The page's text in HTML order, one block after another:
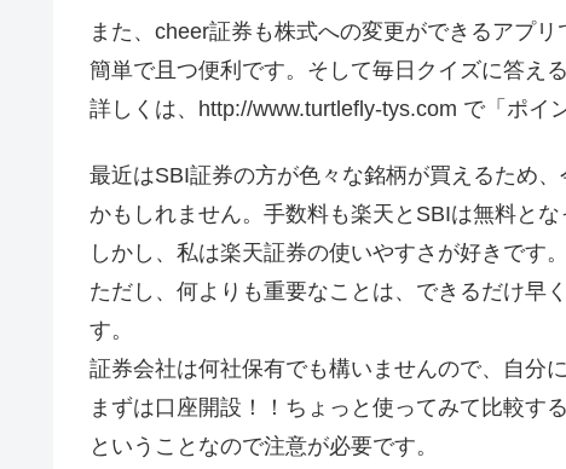
また、cheer証券も株式への変更ができるアプリ
簡単で且つ便利です。そして毎日クイズに答え
詳しくは、http://www.turtlefly-tys.com で「ポイ
最近はSBI証券の方が色々な銘柄が買えるため
かもしれません。手数料も楽天とSBIは無料とな
しかし、私は楽天証券の使いやすさが好きです。
ただし、何よりも重要なことは、できるだけ早
す。
証券会社は何社保有でも構いませんので、自分
まずは口座開設！！ちょっと使ってみて比較す
ということなので注意が必要です。